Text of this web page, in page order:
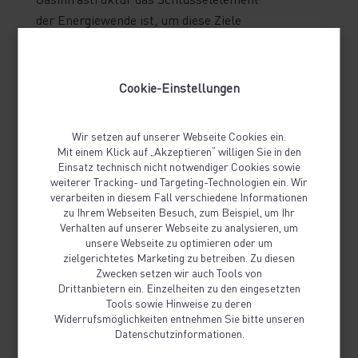
Cookie-Einstellungen
Wir setzen auf unserer Webseite Cookies ein.
Mit einem Klick auf „Akzeptieren“ willigen Sie in den
Einsatz technisch nicht notwendiger Cookies sowie
weiterer Tracking- und Targeting-Technologien ein. Wir
verarbeiten in diesem Fall verschiedene Informationen
zu Ihrem Webseiten Besuch, zum Beispiel, um Ihr
Verhalten auf unserer Webseite zu analysieren, um
unsere Webseite zu optimieren oder um
zielgerichtetes Marketing zu betreiben. Zu diesen
Zwecken setzen wir auch Tools von
Drittanbietern ein. Einzelheiten zu den eingesetzten
Tools sowie Hinweise zu deren
Widerrufsmöglichkeiten entnehmen Sie bitte unseren
Datenschutzinformationen.
der Energiewende ist, um diese Ziele
Treibhausgasneutralität
Methanemissionen
H2-Transformation